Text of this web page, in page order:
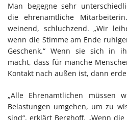
Man begegne sehr
die ehrenamtliche
weinend, schluchzend. „Wir
wenn die Stimme am Ende
Geschenk.“ Wenn sie sich in
macht, dass für manche
Kontakt nach außen ist, dann
„Alle Ehrenamtlichen müssen
Belastungen umgehen, um zu
sind“, erklärt Berghoff. „Wenn